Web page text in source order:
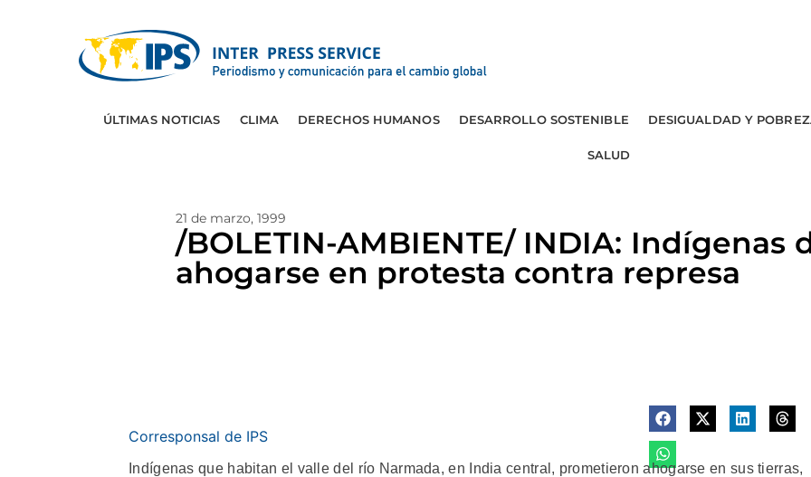
ÚLTIMAS NOTICIAS CLIMA DERECHOS HUMANOS DESARROLLO SOSTENIBLE DESIGUALDAD Y
SALUD
21 de marzo, 1999
/BOLETIN-AMBIENTE/ INDIA: Indígenas
ahogarse en protesta contra represa
Corresponsal de IPS
Indígenas que habitan el valle del río Narmada, en India central, prometieron ahogarse en sus tierras,